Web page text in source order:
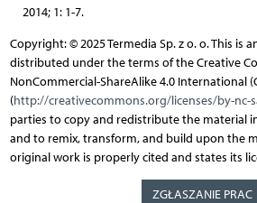
2014; 1: 1-7.
Copyright: © 2025 Termedia Sp. z o. o. This is
distributed under the terms of the Creative
NonCommercial-ShareAlike 4.0 International
(http://creativecommons.org/licenses/by-nc-
parties to copy and redistribute the material
and to remix, transform, and build upon the
original work is properly cited and states its
ZGŁASZANIE PRAC